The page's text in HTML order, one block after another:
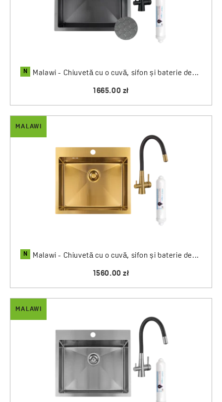
N Malawi - Chiuvetă cu o cuvă, sifon și baterie de...
1665.00 zł
MALAWI
N Malawi - Chiuvetă cu o cuvă, sifon și baterie de...
1560.00 zł
MALAWI